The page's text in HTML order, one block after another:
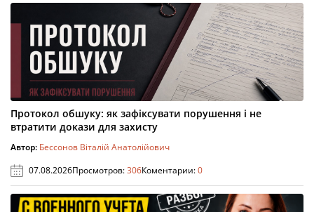
Протокол обшуку: як зафіксувати порушення і не
втратити докази для захисту
Автор: Бессонов Віталій Анатолійович
07.08.2026Просмотров:306Коментарии:0